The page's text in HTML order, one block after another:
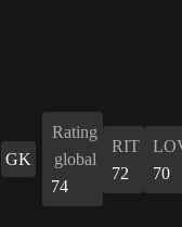
GK
Rating
global
74
RIT
72
70